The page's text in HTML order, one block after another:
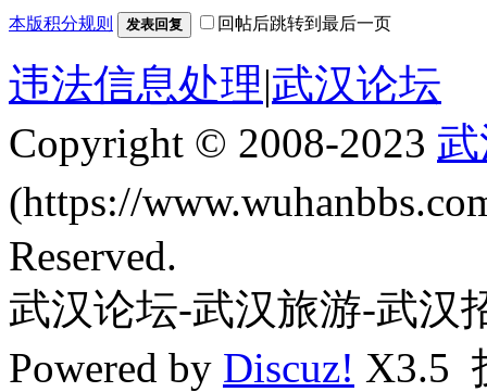
本版积分规则 发表回复 回帖后跳转到最后一页
违法信息处理|武汉论坛
Copyright © 2008-2023
(https://
Reserved.
武汉论坛-武汉旅游-武汉
Powered by Discuz! X3.5